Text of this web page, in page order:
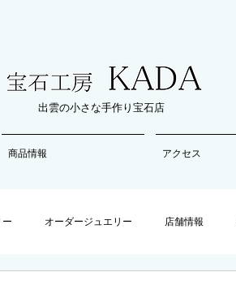
出雲の小さな手作り宝石店
商品情報 アクセス
ー オーダージュエリー 店舗情報